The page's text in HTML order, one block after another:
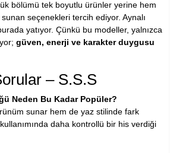
bölümü tek boyutlu ürünler yerine hem
seçenekleri tercih ediyor. Aynalı
yatıyor. Çünkü bu modeller, yalnızca
güven, enerji ve karakter duygusu
– S.S.S
Neden Bu Kadar Popüler?
sunar hem de yaz stilinde fark
daha kontrollü bir his verdiği